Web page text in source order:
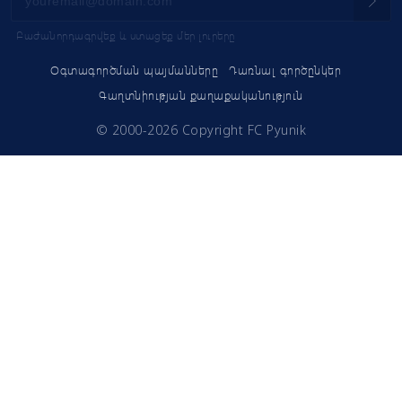
Օգտագործման պայմանները
Դառնալ գործընկեր
Գաղտնիության քաղաքականություն
Բաժանորդագրվեք և ստացեք մեր լուրերը
© 2000-2026 Copyright FC Pyunik